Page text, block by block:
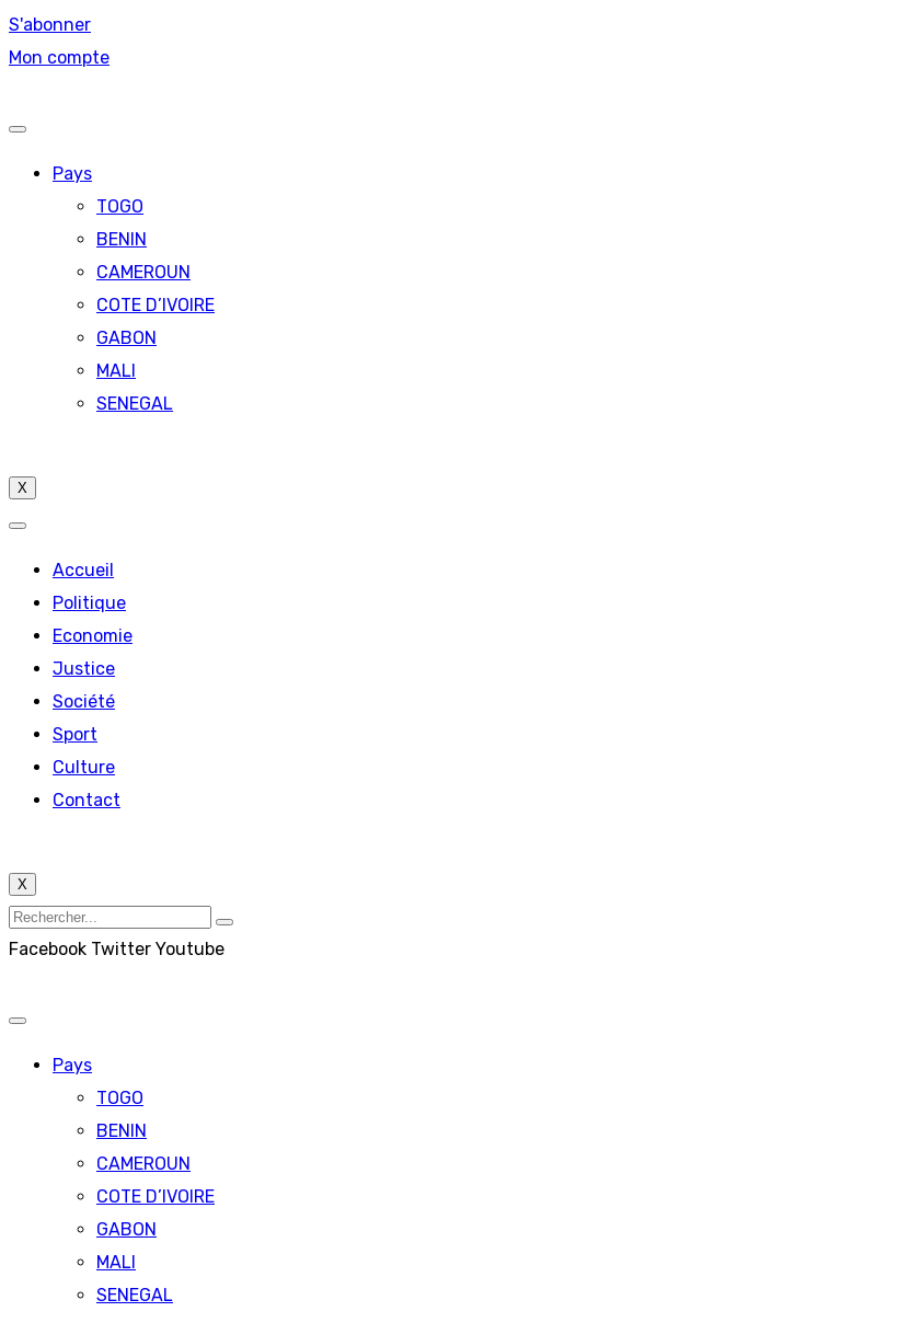
S'abonner
Mon compte
Pays
TOGO
BENIN
CAMEROUN
COTE D’IVOIRE
GABON
MALI
SENEGAL
X
Accueil
Politique
Economie
Justice
Société
Sport
Culture
Contact
X
Facebook Twitter Youtube
Pays
TOGO
BENIN
CAMEROUN
COTE D’IVOIRE
GABON
MALI
SENEGAL